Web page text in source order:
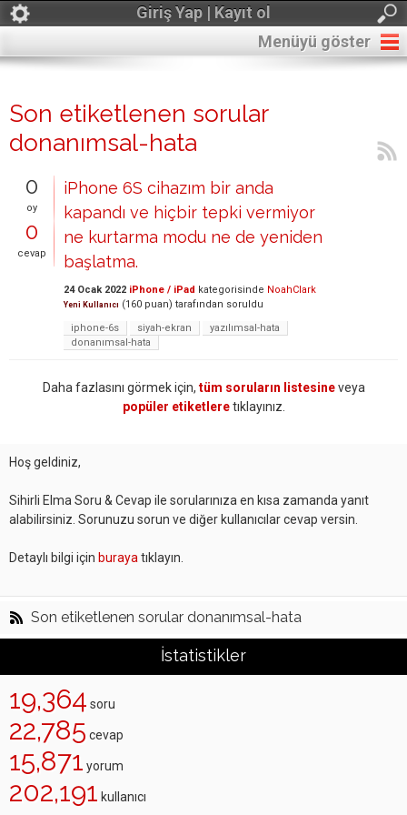
Giriş Yap | Kayıt ol
Menüyü göster
Son etiketlenen sorular
donanımsal-hata
0
oy
0
cevap
iPhone 6S cihazım bir anda
kapandı ve hiçbir tepki vermiyor
ne kurtarma modu ne de yeniden
başlatma.
24 Ocak 2022 iPhone / iPad kategorisinde NoahClark
Yeni Kullanıcı (160 puan) tarafından soruldu
iphone-6s
siyah-ekran
yazılımsal-hata
donanımsal-hata
Daha fazlasını görmek için, tüm soruların listesineveya
popüler etiketleretıklayınız.
Hoş geldiniz,
Sihirli Elma Soru & Cevap ile sorularınıza en kısa zamanda yanıt
alabilirsiniz. Sorunuzu sorun ve diğer kullanıcılar cevap versin.
Detaylı bilgi için buraya tıklayın.
Son etiketlenen sorular donanımsal-hata
İstatistikler
19,364 soru
22,785 cevap
15,871 yorum
202,191 kullanıcı